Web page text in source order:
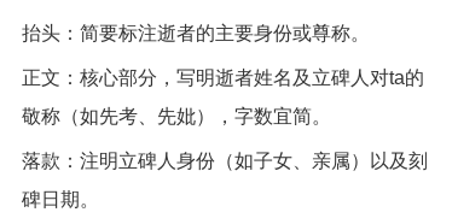
抬头：简要标注逝者的主要身份或尊称。
正文：核心部分，写明逝者姓名及立碑人对ta的
敬称（如先考、先妣），字数宜简。
落款：注明立碑人身份（如子女、亲属）以及刻
碑日期。